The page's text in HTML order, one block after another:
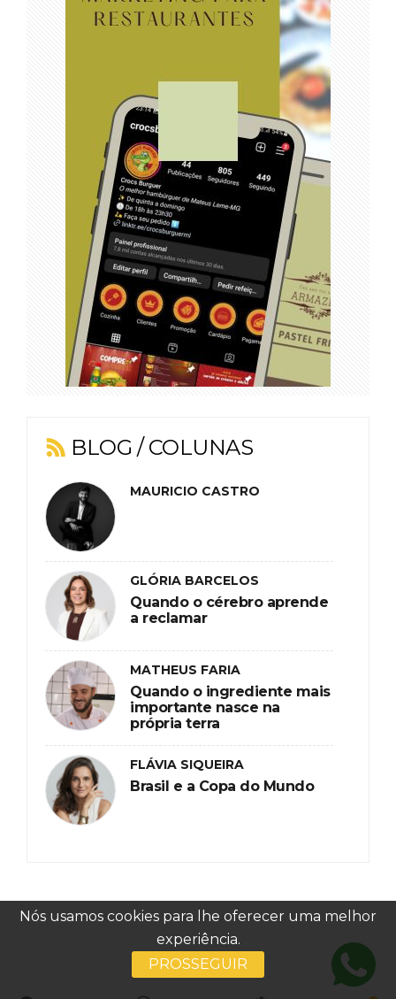
Nós usamos cookies para lhe oferecer uma melhor
experiência.
PROSSEGUIR
BLOG / COLUNAS
MAURICIO CASTRO
GLÓRIA BARCELOS
Quando o cérebro aprende
a reclamar
MATHEUS FARIA
Quando o ingrediente mais
importante nasce na
própria terra
FLÁVIA SIQUEIRA
Brasil e a Copa do Mundo